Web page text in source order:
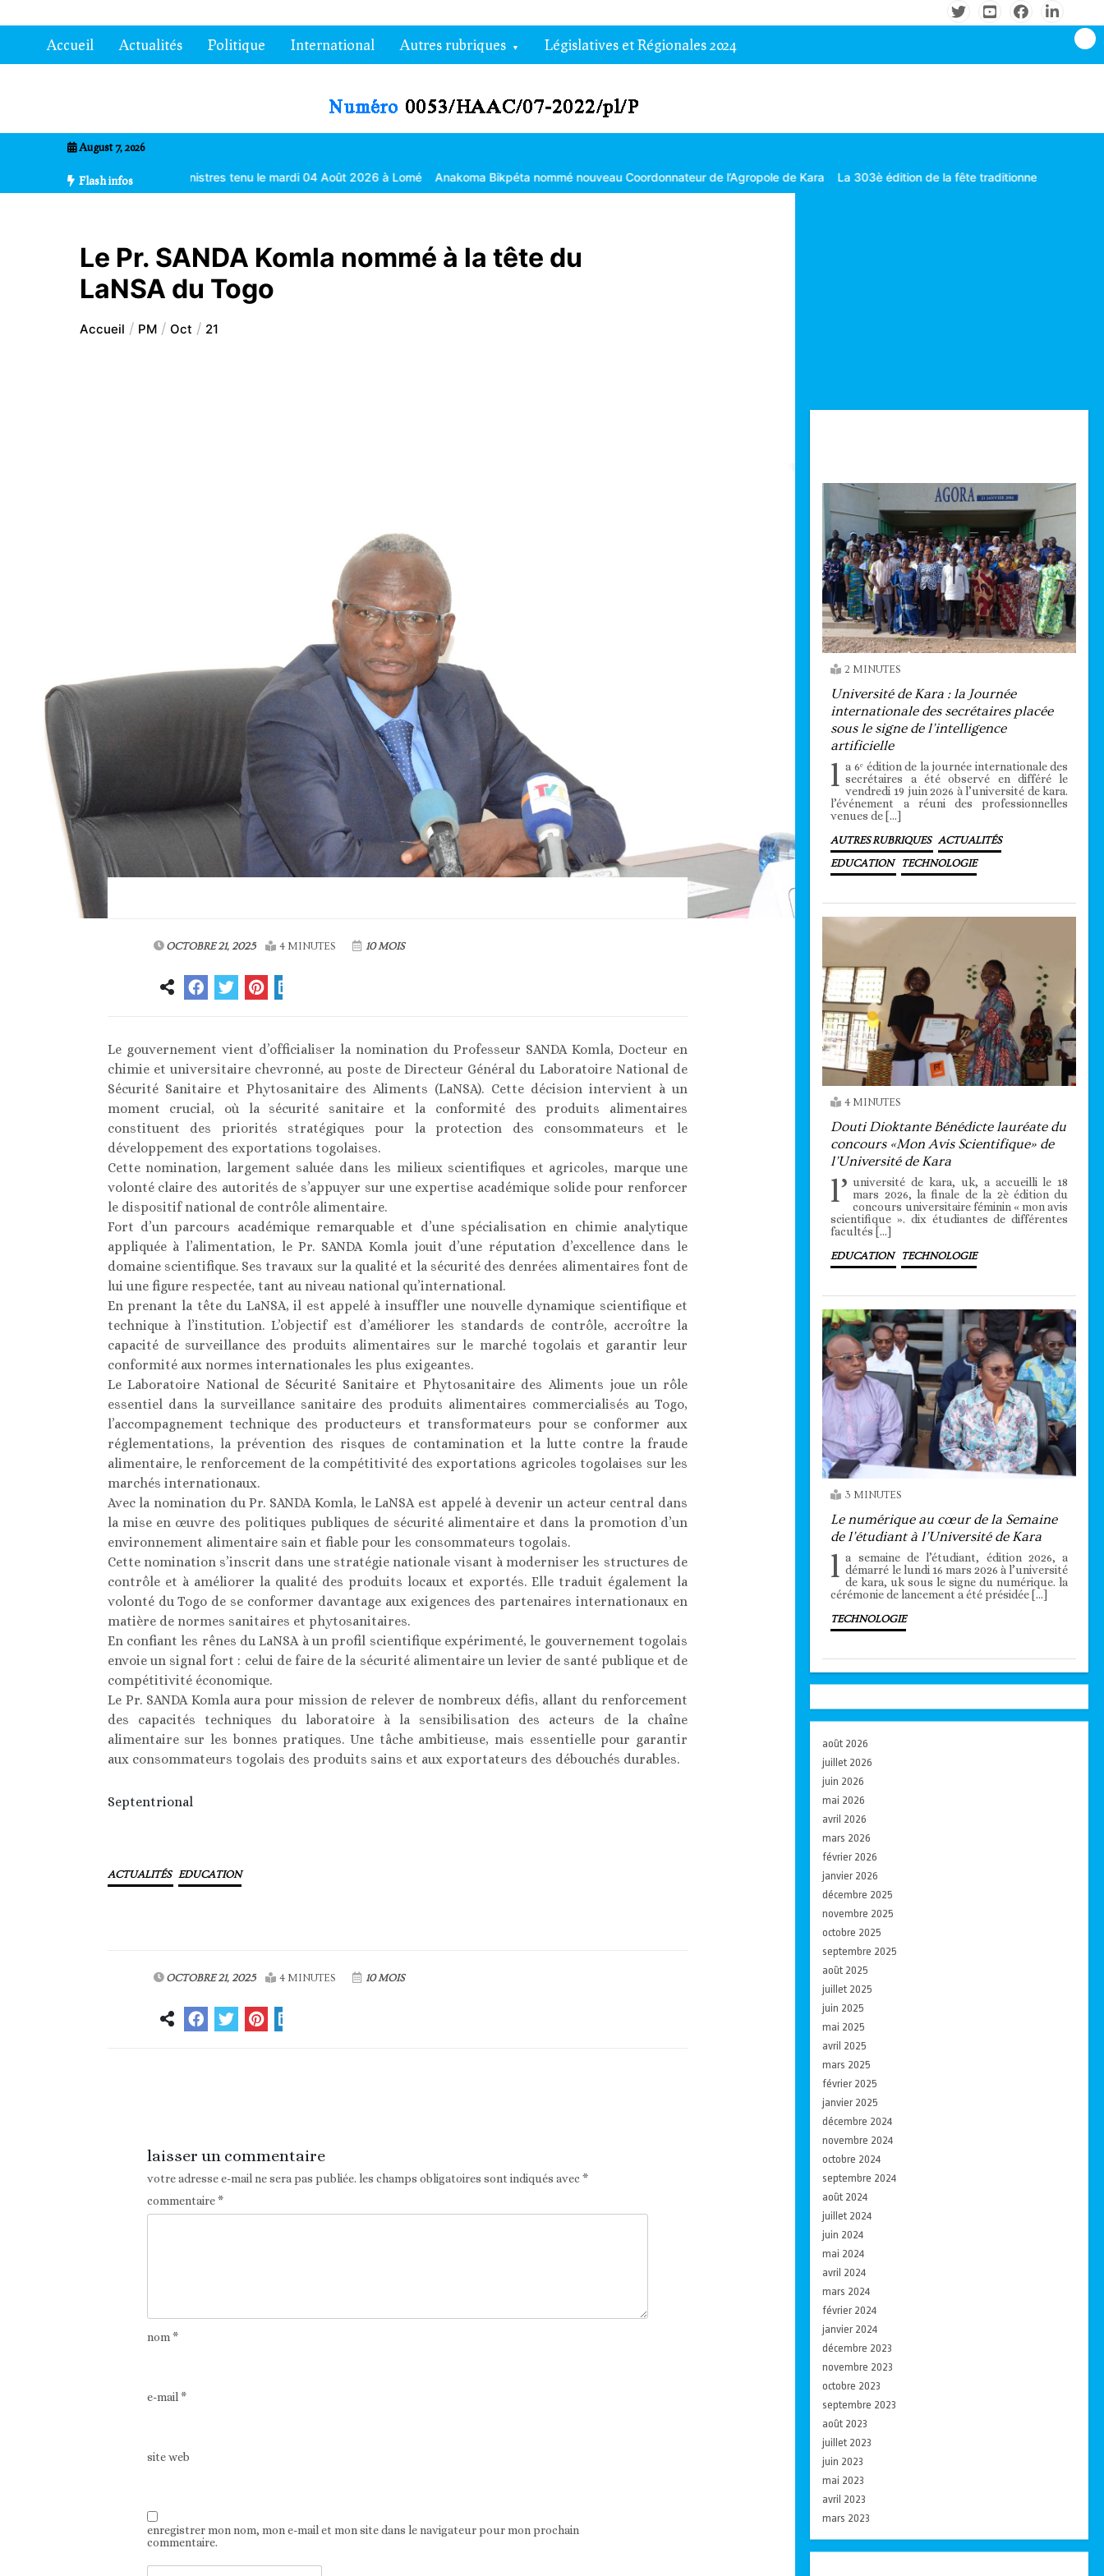
au
contenuAccueil Actualités Politique International Autres rubriques Législatives et Régionales 2024
August 7, 2026
Flash infos
du Conseil des ministres tenu le mardi 04 Août 2026 à Lomé Anakoma Bikpéta nommé nouveau Coordonnateur de l’Agropole de Kara La 303è édition de la fête traditionnelle Gbagba célébrée
Le Pr. SANDA Komla nommé à la tête du
LaNSA du Togo
Accueil PM Oct 21
OCTOBRE 21, 2025 4 MINUTES 10 MOIS
Le gouvernement vient d’officialiser la nomination du Professeur SANDA Komla, Docteur en
chimie et universitaire chevronné, au poste de Directeur Général du Laboratoire National de
Sécurité Sanitaire et Phytosanitaire des Aliments (LaNSA). Cette décision intervient à un
moment crucial, où la sécurité sanitaire et la conformité des produits alimentaires
constituent des priorités stratégiques pour la protection des consommateurs et le
développement des exportations togolaises.
Cette nomination, largement saluée dans les milieux scientifiques et agricoles, marque une
volonté claire des autorités de s’appuyer sur une expertise académique solide pour renforcer
le dispositif national de contrôle alimentaire.
Fort d’un parcours académique remarquable et d’une spécialisation en chimie analytique
appliquée à l’alimentation, le Pr. SANDA Komla jouit d’une réputation d’excellence dans le
domaine scientifique. Ses travaux sur la qualité et la sécurité des denrées alimentaires font de
lui une figure respectée, tant au niveau national qu’international.
En prenant la tête du LaNSA, il est appelé à insuffler une nouvelle dynamique scientifique et
technique à l’institution. L’objectif est d’améliorer les standards de contrôle, accroître la
capacité de surveillance des produits alimentaires sur le marché togolais et garantir leur
conformité aux normes internationales les plus exigeantes.
Le Laboratoire National de Sécurité Sanitaire et Phytosanitaire des Aliments joue un rôle
essentiel dans la surveillance sanitaire des produits alimentaires commercialisés au Togo,
l’accompagnement technique des producteurs et transformateurs pour se conformer aux
réglementations, la prévention des risques de contamination et la lutte contre la fraude
alimentaire, le renforcement de la compétitivité des exportations agricoles togolaises sur les
marchés internationaux.
Avec la nomination du Pr. SANDA Komla, le LaNSA est appelé à devenir un acteur central dans
la mise en œuvre des politiques publiques de sécurité alimentaire et dans la promotion d’un
environnement alimentaire sain et fiable pour les consommateurs togolais.
Cette nomination s’inscrit dans une stratégie nationale visant à moderniser les structures de
contrôle et à améliorer la qualité des produits locaux et exportés. Elle traduit également la
volonté du Togo de se conformer davantage aux exigences des partenaires internationaux en
matière de normes sanitaires et phytosanitaires.
En confiant les rênes du LaNSA à un profil scientifique expérimenté, le gouvernement togolais
envoie un signal fort : celui de faire de la sécurité alimentaire un levier de santé publique et de
compétitivité économique.
Le Pr. SANDA Komla aura pour mission de relever de nombreux défis, allant du renforcement
des capacités techniques du laboratoire à la sensibilisation des acteurs de la chaîne
alimentaire sur les bonnes pratiques. Une tâche ambitieuse, mais essentielle pour garantir
aux consommateurs togolais des produits sains et aux exportateurs des débouchés durables.
Septentrional
ACTUALITÉS EDUCATION
OCTOBRE 21, 2025 4 MINUTES 10 MOIS
laisser un commentaire
votre adresse e-mail ne sera pas publiée. les champs obligatoires sont indiqués avec*
commentaire*
nom*
e-mail*
site web
enregistrer mon nom, mon e-mail et mon site dans le navigateur pour mon prochain
commentaire.
2 MINUTES
Université de Kara : la Journée
internationale des secrétaires placée
sous le signe de l’intelligence
artificielle
l a 6ᵉ édition de la journée internationale des
secrétaires a été observé en différé le
vendredi 19 juin 2026 à l’université de kara.
l’événement a réuni des professionnelles
venues de […]
AUTRES RUBRIQUES ACTUALITÉS
EDUCATION TECHNOLOGIE
4 MINUTES
Douti Dioktante Bénédicte lauréate du
concours «Mon Avis Scientifique» de
l’Université de Kara
l’ université de kara, uk, a accueilli le 18
mars 2026, la finale de la 2è édition du
concours universitaire féminin « mon avis
scientifique ». dix étudiantes de différentes
facultés […]
EDUCATION TECHNOLOGIE
3 MINUTES
Le numérique au cœur de la Semaine
de l’étudiant à l’Université de Kara
l a semaine de l’étudiant, édition 2026, a
démarré le lundi 16 mars 2026 à l’université
de kara, uk sous le signe du numérique. la
cérémonie de lancement a été présidée […]
TECHNOLOGIE
août 2026
juillet 2026
juin 2026
mai 2026
avril 2026
mars 2026
février 2026
janvier 2026
décembre 2025
novembre 2025
octobre 2025
septembre 2025
août 2025
juillet 2025
juin 2025
mai 2025
avril 2025
mars 2025
février 2025
janvier 2025
décembre 2024
novembre 2024
octobre 2024
septembre 2024
août 2024
juillet 2024
juin 2024
mai 2024
avril 2024
mars 2024
février 2024
janvier 2024
décembre 2023
novembre 2023
octobre 2023
septembre 2023
août 2023
juillet 2023
juin 2023
mai 2023
avril 2023
mars 2023